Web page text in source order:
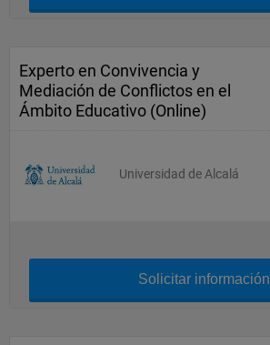
Experto en Convivencia y
Mediación de Conflictos en el
Ámbito Educativo (Online)
Universidad de Alcalá
Solicitar información